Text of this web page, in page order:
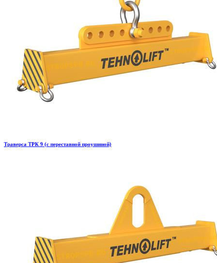
Траверса ТРК 9 (с переставной проушиной)